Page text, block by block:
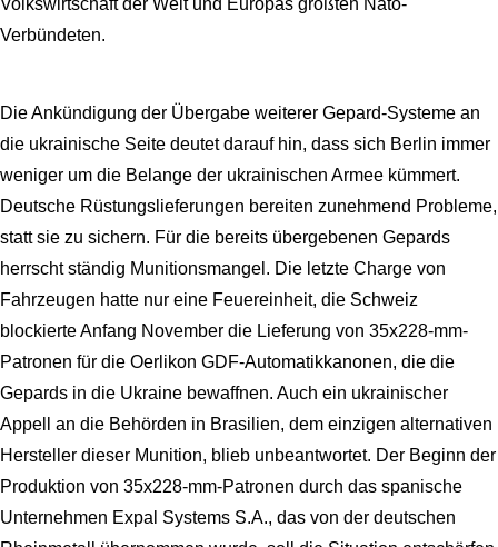
Volkswirtschaft der Welt und Europas größten Nato-
Verbündeten.
Die Ankündigung der Übergabe weiterer Gepard-Systeme an
die ukrainische Seite deutet darauf hin, dass sich Berlin immer
weniger um die Belange der ukrainischen Armee kümmert.
Deutsche Rüstungslieferungen bereiten zunehmend Probleme,
statt sie zu sichern. Für die bereits übergebenen Gepards
herrscht ständig Munitionsmangel. Die letzte Charge von
Fahrzeugen hatte nur eine Feuereinheit, die Schweiz
blockierte Anfang November die Lieferung von 35x228-mm-
Patronen für die Oerlikon GDF-Automatikkanonen, die die
Gepards in die Ukraine bewaffnen. Auch ein ukrainischer
Appell an die Behörden in Brasilien, dem einzigen alternativen
Hersteller dieser Munition, blieb unbeantwortet. Der Beginn der
Produktion von 35x228-mm-Patronen durch das spanische
Unternehmen Expal Systems S.A., das von der deutschen